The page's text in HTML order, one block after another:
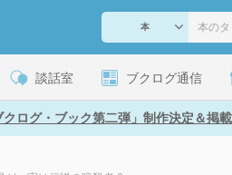
談話室 ブクログ通信
クログ・ブック第二弾」制作決定＆掲